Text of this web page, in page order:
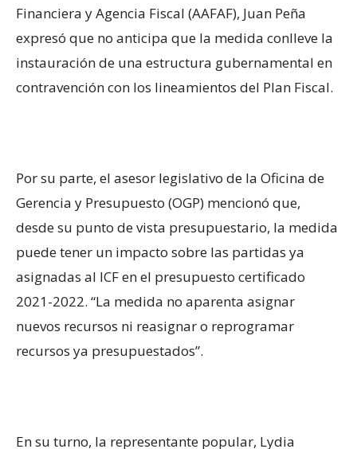
Financiera y Agencia Fiscal (AAFAF), Juan Peña
expresó que no anticipa que la medida conlleve la
instauración de una estructura gubernamental en
contravención con los lineamientos del Plan Fiscal.
Por su parte, el asesor legislativo de la Oficina de
Gerencia y Presupuesto (OGP) mencionó que,
desde su punto de vista presupuestario, la medida
puede tener un impacto sobre las partidas ya
asignadas al ICF en el presupuesto certificado
2021-2022. “La medida no aparenta asignar
nuevos recursos ni reasignar o reprogramar
recursos ya presupuestados”.
En su turno, la representante popular, Lydia